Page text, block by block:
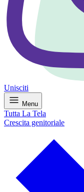
Unisciti
Menu
Tutta La Tela
Crescita genitoriale